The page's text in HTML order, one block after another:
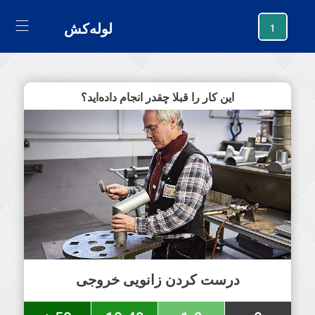
لوله‌کش 1
این کار را قبلا چقدر انجام داده‌اید؟
درست کردن زانویی خروجی